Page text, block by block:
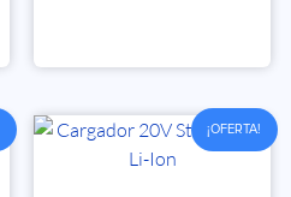
¡OFERTA!